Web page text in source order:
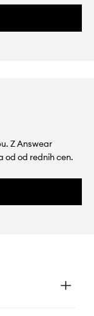
Z Answear
od od rednih cen.